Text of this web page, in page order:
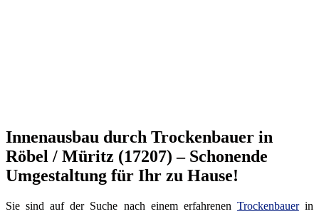
Innenausbau durch Trockenbauer in
Röbel / Müritz (17207) – Schonende
Umgestaltung für Ihr zu Hause!
Sie sind auf der Suche nach einem erfahrenen Trockenbauerin